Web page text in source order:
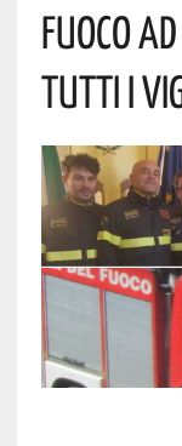
Fuoco
Tutti I